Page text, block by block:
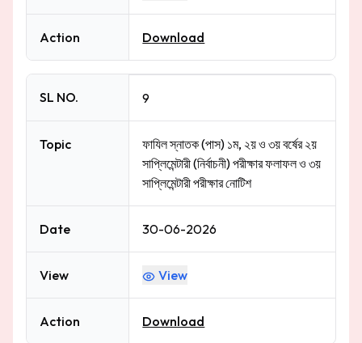
Action Download
SL NO. 9
Topic
ফাযিল স্নাতক (পাস) ১ম, ২য় ও ৩য় বর্ষের ২য়
সাপ্লিমেন্টারী (নির্বাচনী) পরীক্ষার ফলাফল ও ৩য়
সাপ্লিমেন্টারী পরীক্ষার নোটিশ
Date 30-06-2026
View View
Action Download